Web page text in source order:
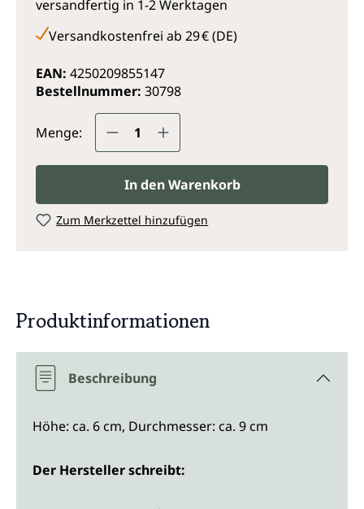
versandfertig in 1-2 Werktagen
Versandkostenfrei ab 29 € (DE)
EAN: 4250209855147
Bestellnummer: 30798
Menge: Produkt Anzahl: Gib den
In den Warenkorb
Zum Merkzettel hinzufügen
Produktinformationen
Beschreibung
Höhe: ca. 6 cm, Durchmesser: ca. 9 cm
Der Hersteller schreibt: